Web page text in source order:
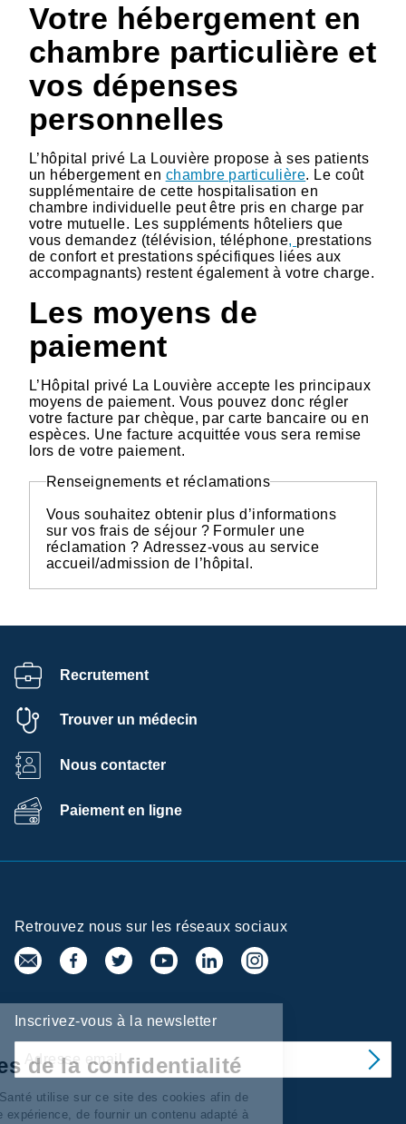
Votre hébergement en
chambre particulière et
vos dépenses
personnelles
L’hôpital privé La Louvière propose à ses patients
un hébergement en chambre particulière. Le coût
supplémentaire de cette hospitalisation en
chambre individuelle peut être pris en charge par
votre mutuelle. Les suppléments hôteliers que
vous demandez (télévision, téléphone, prestations
de confort et prestations spécifiques liées aux
accompagnants) restent également à votre charge.
Les moyens de
paiement
L’Hôpital privé La Louvière accepte les principaux
moyens de paiement. Vous pouvez donc régler
votre facture par chèque, par carte bancaire ou en
espèces. Une facture acquittée vous sera remise
lors de votre paiement.
Renseignements et réclamations
Vous souhaitez obtenir plus d’informations
sur vos frais de séjour ? Formuler une
réclamation ? Adressez-vous au service
accueil/admission de l’hôpital.
Recrutement
Trouver un médecin
Nous contacter
Paiement en ligne
Retrouvez nous sur les réseaux sociaux
Inscrivez-vous à la newsletter
de
de la
Services/Santé utilise sur ce site des cookies afin de
votre expérience, de fournir un contenu adapté à